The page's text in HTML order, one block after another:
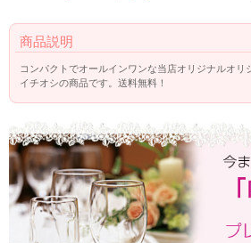
商品説明
コンパクトでオールインワンな当店オリジナルオリ
イチオシの商品です。送料無料！